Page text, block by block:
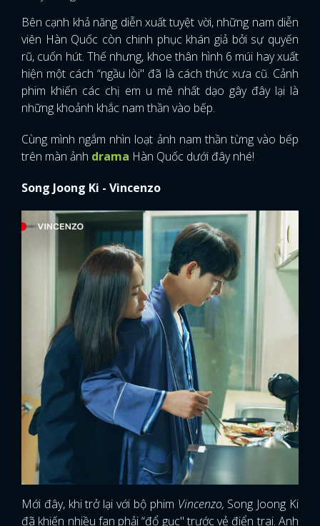
Bên cạnh khả năng diễn xuất tuyệt vời, những nam diễn
viên Hàn Quốc còn chinh phục khán giả bởi sự quyến
rũ, cuốn hút. Thế nhưng, khoe thân hình 6 múi hay xuất
hiện một cách “ngầu lòi" đã là cách thức xưa cũ. Cảnh
phim khiến các chị em u mê nhất dạo gây đây lại là
những khoảnh khắc nam thần vào bếp.
Cùng mình ngắm nhìn loạt ảnh nam thần từng vào bếp
trên màn ảnh drama Hàn Quốc dưới đây nhé!
Song Joong Ki - Vincenzo
Mới đây, khi trở lại với bộ phim Vincenzo, Song Joong Ki
đã khiến nhiều fan phải “đổ gục" trước vẻ điển trai. Anh